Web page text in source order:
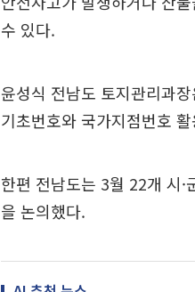
수 있다.
윤성식 전남도 토지관리과
기초번호와 국가지점번호
한편 전남도는 3월 22개 시
을 논의했다.